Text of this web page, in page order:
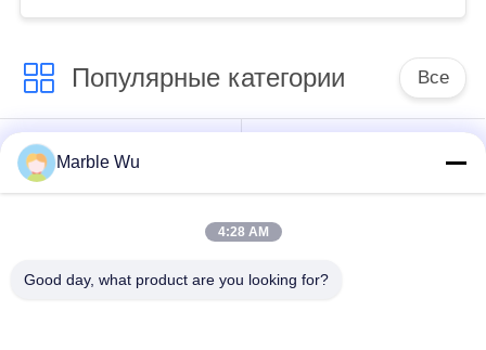
Популярные категории Все
оборудование
передающей линии
шнуруя
передающей линии
Marble Wu
4:28 AM
Good day, what product are you looking for?